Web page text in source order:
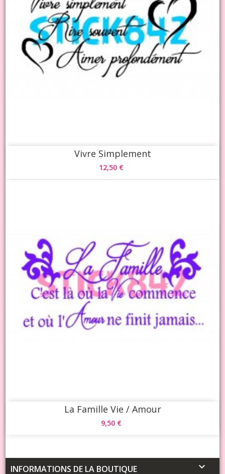
Vivre Simplement
12,50 €
La Famille Vie / Amour
9,50 €
INFORMATIONS DE LA BOUTIQUE 